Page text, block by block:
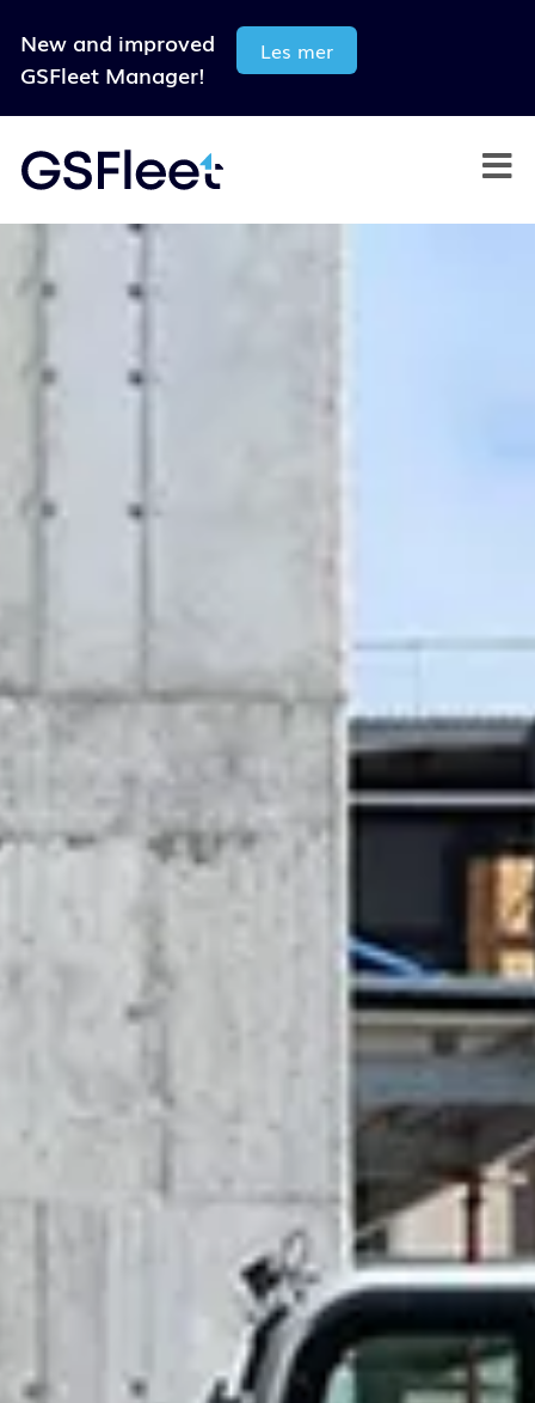
New and improved
GSFleet Manager!
Les mer